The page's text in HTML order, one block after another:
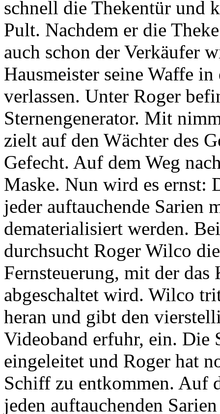
schnell die Thekentür und
Pult. Nachdem er die
auch schon der Verkäufer
Hausmeister seine Waffe
verlassen. Unter Roger
Sternengenerator. Mit
zielt auf den Wächter des
Gefecht. Auf dem Weg
Maske. Nun wird es ernst:
jeder auftauchende Sarien
dematerialisiert werden.
durchsucht Roger Wilco
Fernsteuerung, mit der
abgeschaltet wird. Wilco
heran und gibt den
Videoband erfuhr, ein. Die
eingeleitet und Roger hat
Schiff zu entkommen. Auf
jeden auftauchenden